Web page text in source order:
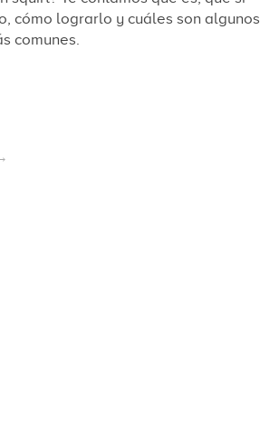
cómo lograrlo y cuáles son algunos
comunes.